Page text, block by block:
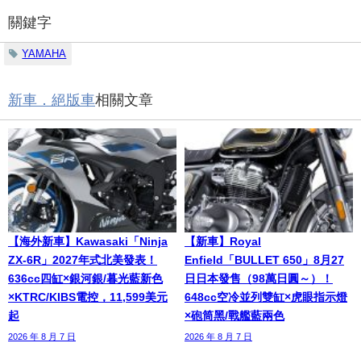
關鍵字
YAMAHA
新車．絕版車相關文章
【海外新車】Kawasaki「Ninja
ZX-6R」2027年式北美發表！
636cc四缸×銀河銀/暮光藍新色
×KTRC/KIBS電控，11,599美元
起
2026 年 8 月 7 日
【新車】Royal
Enfield「BULLET 650」8月27
日日本發售（98萬日圓～）！
648cc空冷並列雙缸×虎眼指示燈
×砲筒黑/戰艦藍兩色
2026 年 8 月 7 日